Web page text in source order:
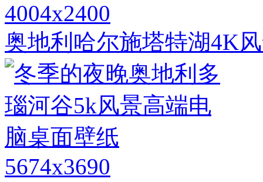
4004x2400
奥地利哈尔施塔特湖4K
5674x3690